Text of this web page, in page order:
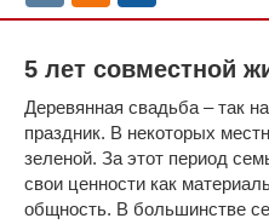
5 лет совместной
Деревянная свадьба – так
праздник. В некоторых
зеленой. За этот период
свои ценности как
общность. В большинстве